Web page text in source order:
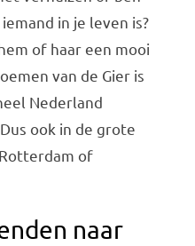
in je leven is?
of haar een mooi
van de Gier is
Nederland
ook in de grote
of
naar